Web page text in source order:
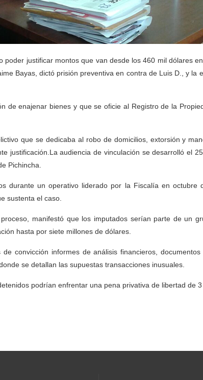
poder justificar montos que van desde los 460 mil dólares
Bayas, dictó prisión preventiva en contra de Luis D., y la
de enajenar bienes y que se oficie al Registro de la
que se dedicaba al robo de domicilios, extorsión y
justificación.La audiencia de vinculación se desarrolló el
Pichincha.
durante un operativo liderado por la Fiscalía en octubre
sustenta el caso.
manifestó que los imputados serían parte de un
hasta por siete millones de dólares.
convicción informes de análisis financieros,
se detallan las supuestas transacciones inusuales.
podrían enfrentar una pena privativa de libertad de 3